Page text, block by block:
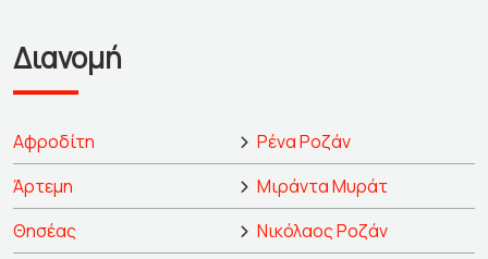
Διανομή
Αφροδίτη
Ρένα Ροζάν
Άρτεμη
Μιράντα Μυράτ
Θησέας
Νικόλαος Ροζάν